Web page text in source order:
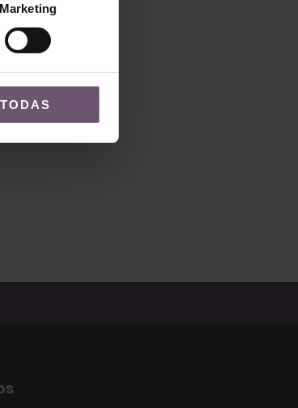
Marketing